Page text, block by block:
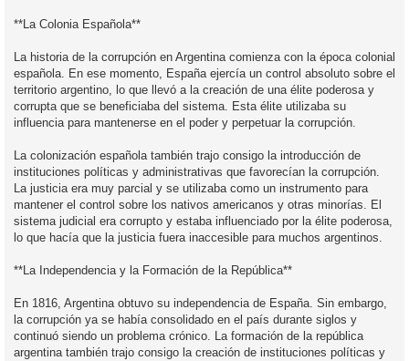
**La Colonia Española**
La historia de la corrupción en Argentina comienza con la época colonial
española. En ese momento, España ejercía un control absoluto sobre el
territorio argentino, lo que llevó a la creación de una élite poderosa y
corrupta que se beneficiaba del sistema. Esta élite utilizaba su
influencia para mantenerse en el poder y perpetuar la corrupción.
La colonización española también trajo consigo la introducción de
instituciones políticas y administrativas que favorecían la corrupción.
La justicia era muy parcial y se utilizaba como un instrumento para
mantener el control sobre los nativos americanos y otras minorías. El
sistema judicial era corrupto y estaba influenciado por la élite poderosa,
lo que hacía que la justicia fuera inaccesible para muchos argentinos.
**La Independencia y la Formación de la República**
En 1816, Argentina obtuvo su independencia de España. Sin embargo,
la corrupción ya se había consolidado en el país durante siglos y
continuó siendo un problema crónico. La formación de la república
argentina también trajo consigo la creación de instituciones políticas y